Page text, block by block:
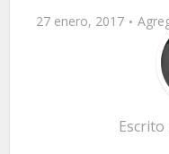
27 enero, 2017